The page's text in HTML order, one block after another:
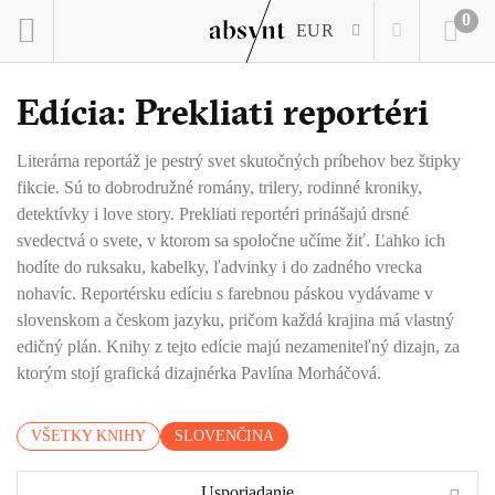
EUR
0
Edícia: Prekliati reportéri
Literárna reportáž je pestrý svet skutočných príbehov bez štipky
fikcie. Sú to dobrodružné romány, trilery, rodinné kroniky,
detektívky i love story. Prekliati reportéri prinášajú drsné
svedectvá o svete, v ktorom sa spoločne učíme žiť. Ľahko ich
hodíte do ruksaku, kabelky, ľadvinky i do zadného vrecka
nohavíc. Reportérsku edíciu s farebnou páskou vydávame v
slovenskom a českom jazyku, pričom každá krajina má vlastný
edičný plán. Knihy z tejto edície majú nezameniteľný dizajn, za
ktorým stojí grafická dizajnérka Pavlína Morháčová.
VŠETKY KNIHY SLOVENČINA